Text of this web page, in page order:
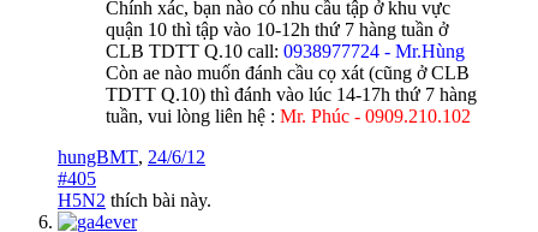
Chính xác, bạn nào có nhu cầu tập ở khu vực
quận 10 thì tập vào 10-12h thứ 7 hàng tuần ở
CLB TDTT Q.10 call: 0938977724 - Mr.Hùng
Còn ae nào muốn đánh cầu cọ xát (cũng ở CLB
TDTT Q.10) thì đánh vào lúc 14-17h thứ 7 hàng
tuần, vui lòng liên hệ : Mr. Phúc - 0909.210.102
hungBMT, 24/6/12
#405
H5N2 thích bài này.